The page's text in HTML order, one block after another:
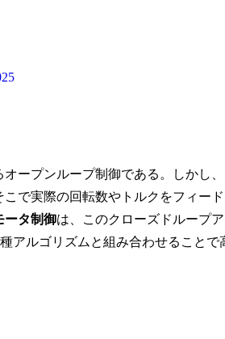
ープンループ制御である。しかし、
で実際の回転数やトルクをフィード
ータ制御は、このクローズドループア
アルゴリズムと組み合わせることで